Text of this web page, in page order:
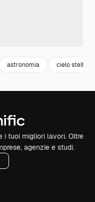
astronomia cielo stelle
i tuoi migliori lavori. Oltre
agenzie e studi.